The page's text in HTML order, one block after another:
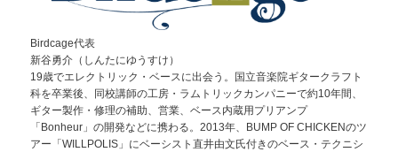
Birdcage代表
新谷勇介（しんたにゆうすけ）
19歳でエレクトリック・ベースに出会う。国立音楽院ギタークラフト
科を卒業後、同校講師の工房・ラムトリックカンパニーで約10年間、
ギター製作・修理の補助、営業、ベース内蔵用プリアンプ
「Bonheur」の開発などに携わる。2013年、BUMP OF CHICKENのツ
アー「WILLPOLIS」にベーシスト直井由文氏付きのベース・テクニシ